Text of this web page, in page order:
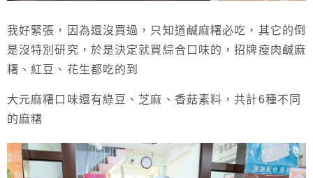
我好緊張，因為還沒買過，只知道鹹麻糬必吃，其它的倒
是沒特別研究，於是決定就買綜合口味的，招牌瘦肉鹹麻
糬、紅豆、花生都吃的到
大元麻糬口味還有綠豆、芝麻、香菇素料，共計6種不同
的麻糬